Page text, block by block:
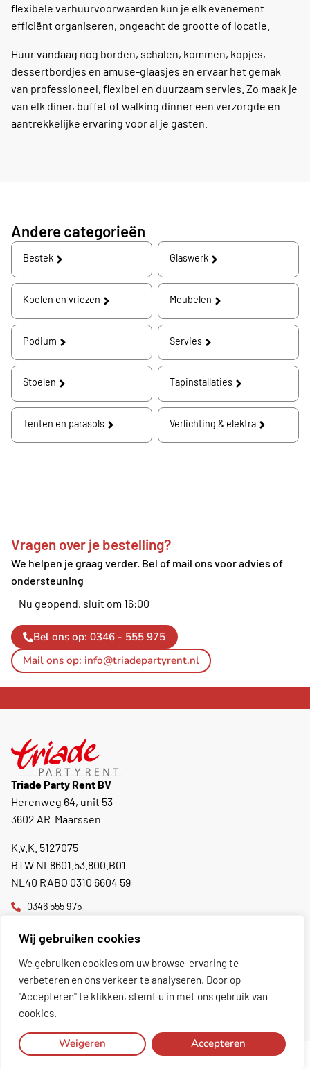
Wij gebruiken cookies
We gebruiken cookies om uw browse-ervaring te
verbeteren en ons verkeer te analyseren. Door op
"Accepteren" te klikken, stemt u in met ons gebruik van
cookies.
Weigeren Accepteren
flexibele verhuurvoorwaarden kun je elk evenement
efficiënt organiseren, ongeacht de grootte of locatie.
Huur vandaag nog borden, schalen, kommen, kopjes,
dessertbordjes en amuse-glaasjes en ervaar het gemak
van professioneel, flexibel en duurzaam servies. Zo maak je
van elk diner, buffet of walking dinner een verzorgde en
aantrekkelijke ervaring voor al je gasten.
Andere categorieën
Bestek Glaswerk
Koelen en vriezen Meubelen
Podium Servies
Stoelen Tapinstallaties
Tenten en parasols Verlichting & elektra
Vragen over je bestelling?
We helpen je graag verder. Bel of mail ons voor advies of
ondersteuning
Nu geopend, sluit om 16:00
Bel ons op: 0346 - 555 975
Mail ons op: info@triadepartyrent.nl
Triade Party Rent BV
Herenweg 64, unit 53
3602 AR Maarssen
K.v.K. 5127075
BTW NL8601.53.800.B01
NL40 RABO 0310 6604 59
0346 555 975
Nu geopend, sluit om 16:00
Toon excl. BTW
Copyright 2026 Triade Party Rent Algemene voorwaarden Privacy policy